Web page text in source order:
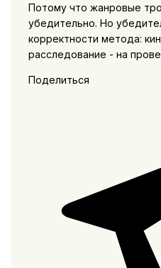
Потому что жанровые
убедительно. Но
корректности метода:
расследование - на
Поделиться